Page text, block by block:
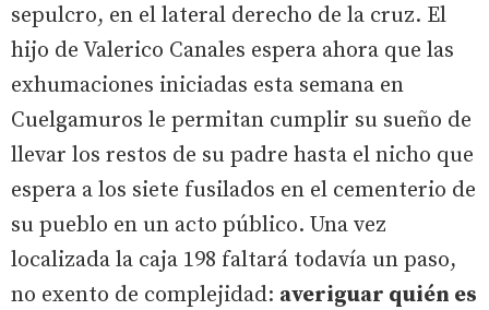
sepulcro, en el lateral derecho de la cruz. El
hijo de Valerico Canales espera ahora que las
exhumaciones iniciadas esta semana en
Cuelgamuros le permitan cumplir su sueño de
llevar los restos de su padre hasta el nicho que
espera a los siete fusilados en el cementerio de
su pueblo en un acto público. Una vez
localizada la caja 198 faltará todavía un paso,
no exento de complejidad: averiguar quién es